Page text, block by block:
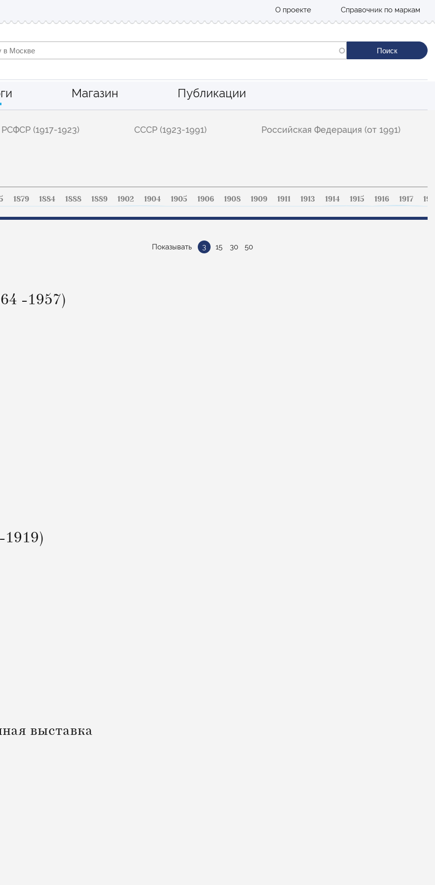
О проекте Справочник по маркам
Магазин Публикации
РСФСР (1917-1923) СССР (1923-1991) Российская Федерация (от 1991)
1879 1884 1888 1889 1902 1904 1905 1906 1908 1909 1911 1913 1914 1915 1916 1917
Показывать 3 15 30 50
-1957)
1919)
выставка